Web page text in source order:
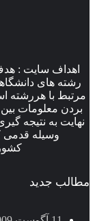
سایت : هدف
های دانشگاهی
با هررشته است تا
معلومات بین تمام
به نتیجه گیری و
وسیله قدمی
جدید